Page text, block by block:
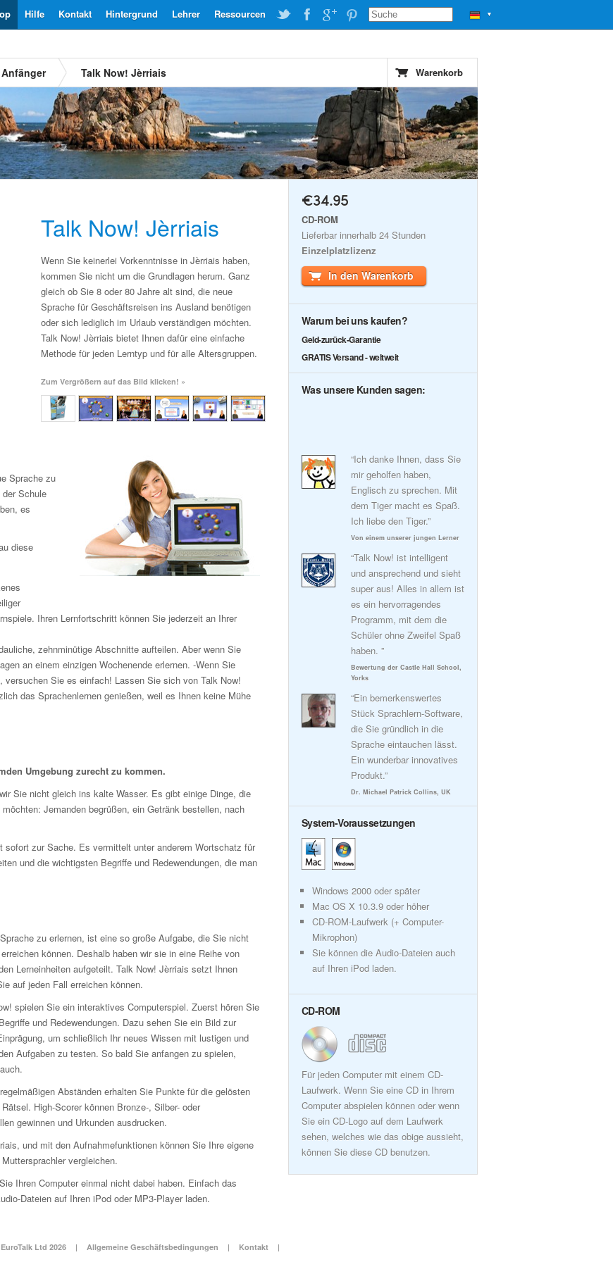
▼
Ressourcen
Lehrer
Hintergrund
Kontakt
Hilfe
Anfänger Talk Now! Jèrriais Warenkorb
Talk Now! Jèrriais
Wenn Sie keinerlei Vorkenntnisse in Jèrriais haben,
kommen Sie nicht um die Grundlagen herum. Ganz
gleich ob Sie 8 oder 80 Jahre alt sind, die neue
Sprache für Geschäftsreisen ins Ausland benötigen
oder sich lediglich im Urlaub verständigen möchten.
Talk Now! Jèrriais bietet Ihnen dafür eine einfache
Methode für jeden Lerntyp und für alle Altersgruppen.
Zum Vergrößern auf das Bild klicken! »
Sprache zu
Schule
es
diese
Ihren Lernfortschritt können Sie jederzeit an Ihrer
zehnminütige Abschnitte aufteilen. Aber wenn Sie
an einem einzigen Wochenende erlernen. -Wenn Sie
Sie es einfach! Lassen Sie sich von Talk Now!
das Sprachenlernen genießen, weil es Ihnen keine Mühe
Umgebung zurecht zu kommen.
Sie nicht gleich ins kalte Wasser. Es gibt einige Dinge, die
Jemanden begrüßen, ein Getränk bestellen, nach
sofort zur Sache. Es vermittelt unter anderem Wortschatz für
und die wichtigsten Begriffe und Redewendungen, die man
zu erlernen, ist eine so große Aufgabe, die Sie nicht
können. Deshalb haben wir sie in eine Reihe von
Lerneinheiten aufgeteilt. Talk Now! Jèrriais setzt Ihnen
auf jeden Fall erreichen können.
spielen Sie ein interaktives Computerspiel. Zuerst hören Sie
und Redewendungen. Dazu sehen Sie ein Bild zur
um schließlich Ihr neues Wissen mit lustigen und
Aufgaben zu testen. So bald Sie anfangen zu spielen,
Abständen erhalten Sie Punkte für die gelösten
High-Scorer können Bronze-, Silber- oder
gewinnen und Urkunden ausdrucken.
und mit den Aufnahmefunktionen können Sie Ihre eigene
vergleichen.
Ihren Computer einmal nicht dabei haben. Einfach das
Dateien auf Ihren iPod oder MP3-Player laden.
€34.95
CD-ROM
Lieferbar innerhalb 24 Stunden
Einzelplatzlizenz
In den Warenkorb
Warum bei uns kaufen?
Geld-zurück-Garantie
GRATIS Versand - weltweit
Was unsere Kunden sagen:
“Ich danke Ihnen, dass Sie
mir geholfen haben,
Englisch zu sprechen. Mit
dem Tiger macht es Spaß.
Ich liebe den Tiger.”
Von einem unserer jungen Lerner
“Talk Now! ist intelligent
und ansprechend und sieht
super aus! Alles in allem ist
es ein hervorragendes
Programm, mit dem die
Schüler ohne Zweifel Spaß
haben. ”
Bewertung der Castle Hall School,
Yorks
“Ein bemerkenswertes
Stück Sprachlern-Software,
die Sie gründlich in die
Sprache eintauchen lässt.
Ein wunderbar innovatives
Produkt.”
Dr. Michael Patrick Collins, UK
System-Voraussetzungen
Windows 2000 oder später
Mac OS X 10.3.9 oder höher
CD-ROM-Laufwerk (+ Computer-
Mikrophon)
Sie können die Audio-Dateien auch
auf Ihren iPod laden.
CD-ROM
Für jeden Computer mit einem CD-
Laufwerk. Wenn Sie eine CD in Ihrem
Computer abspielen können oder wenn
Sie ein CD-Logo auf dem Laufwerk
sehen, welches wie das obige aussieht,
können Sie diese CD benutzen.
Ltd 2026 | Allgemeine Geschäftsbedingungen | Kontakt |